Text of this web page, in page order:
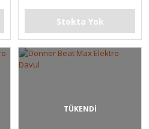
Stokta Yok
TÜKENDİ